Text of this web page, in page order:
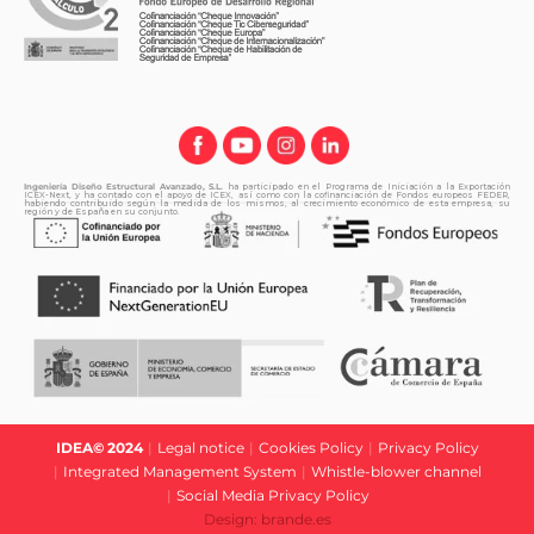
Ingeniería Diseño Estructural Avanzado, S.L. ha participado en el Programa de Iniciación a la Exportación
ICEX-Next, y ha contado con el apoyo de ICEX, así como con la cofinanciación de Fondos europeos FEDER,
habiendo contribuido según la medida de los mismos, al crecimiento económico de esta empresa, su
región y de España en su conjunto.
IDEA© 2024 | Legal notice | Cookies Policy | Privacy Policy
| Integrated Management System | Whistle-blower channel
| Social Media Privacy Policy
Design: brande.es